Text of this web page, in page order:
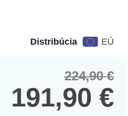
Distribúcia EÚ
224,90€
191,90 €